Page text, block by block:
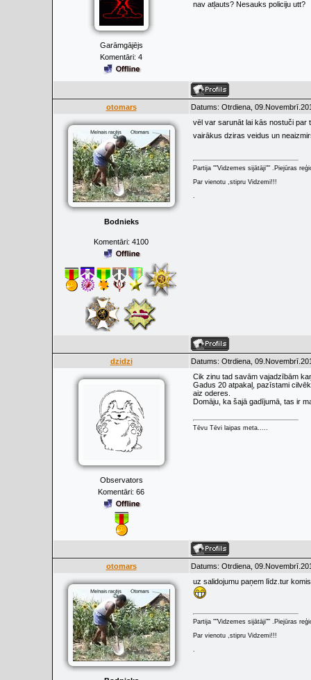
Garāmgājējs
Komentāri: 4
nav atļauts? Nesauks policiju utt?
otomars Datums: Otrdiena,
Bodnieks
Komentāri: 4100
vēl var sarunāt lai kās nostuči par
vairākus dziras veidus un
Partija ""Vidzemes sijātāji"" .Piejūras
Par vienotu ,stipru Vidzemi!!!
.
dzidzi Datums: Otrdiena,
Observators
Komentāri: 66
Cik zinu tad savām vajadzībām
Gadus 20 atpakaļ, pazīstami
aiz oderes.
Domāju, ka šajā gadījumā, tas ir
Tēvu Tēvi laipas meta.....
otomars Datums: Otrdiena,
uz salidojumu paņem līdz.tur
Partija ""Vidzemes sijātāji"" .Piejūras
Par vienotu ,stipru Vidzemi!!!
.